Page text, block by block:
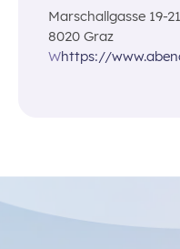
Marschallgasse 19-21
8020 Graz
Whttps://